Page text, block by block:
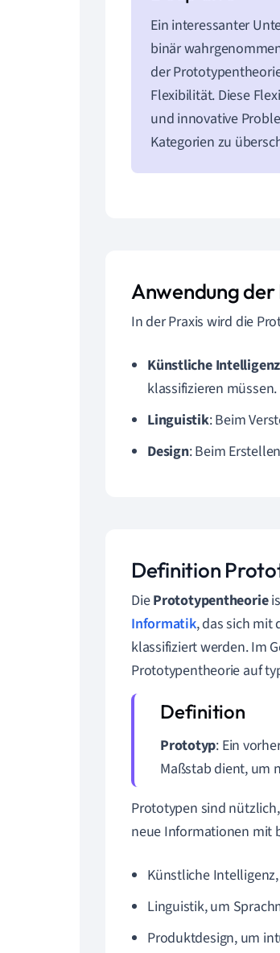
Ein interessanter
binär
der
Flexibilität. Diese
und innovative
Kategorien zu
Anwendung
In der Praxis wird die
Künstliche Intelligenz
klassifizieren müssen.
Linguistik: Beim
Design: Beim
Definition
DiePrototypentheorie
Informatik, das sich mit
klassifiziert werden. Im
Prototypentheorie auf
Prototyp: Ein
Maßstab dient, um
Prototypen sind
neue Informationen mit
Künstliche
Linguistik, um
Produktdesign, um